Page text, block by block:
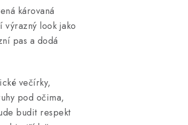
károvaná
výrazný look jako
pas a dodá
večírky,
pod očima,
budit respekt